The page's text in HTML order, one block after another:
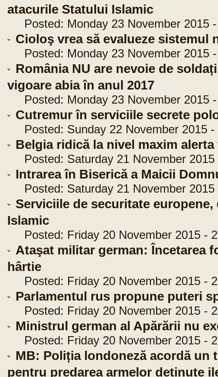
atacurile Statului Islamic
Posted: Monday 23 November 2015 -
Cioloş vrea să evalueze sistemul
Posted: Monday 23 November 2015 -
România NU are nevoie de
vigoare abia în anul 2017
Posted: Monday 23 November 2015 -
Cutremur în serviciile secrete
Posted: Sunday 22 November 2015 -
Belgia ridică la nivel maxim
Posted: Saturday 21 November 2015
Intrarea în Biserică a Maicii
Posted: Saturday 21 November 2015
Serviciile de securitate
Islamic
Posted: Friday 20 November 2015 -
Ataşat militar german: Încetarea
hârtie
Posted: Friday 20 November 2015 -
Parlamentul rus propune puteri
Posted: Friday 20 November 2015 -
Ministrul german al Apărării nu
Posted: Friday 20 November 2015 -
MB: Poliția londoneză acordă un
pentru predarea armelor deținute